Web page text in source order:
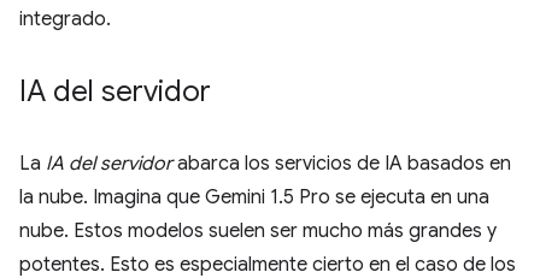
integrado.
IA del servidor
La IA del servidorabarca los servicios de IA basados en
la nube. Imagina que Gemini 1.5 Pro se ejecuta en una
nube. Estos modelos suelen ser mucho más grandes y
potentes. Esto es especialmente cierto en el caso de los